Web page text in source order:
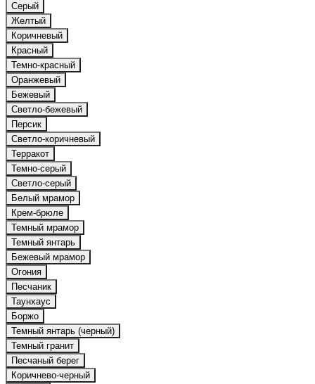
Серый
Желтый
Коричневый
Красный
Темно-красный
Оранжевый
Бежевый
Светло-бежевый
Персик
Светло-коричневый
Терракот
Темно-серый
Светло-серый
Белый мрамор
Крем-брюле
Темный мрамор
Темный янтарь
Бежевый мрамор
Огония
Песчаник
Таунхаус
Боржо
Темный янтарь (черный)
Темный гранит
Песчаный берег
Коричнево-черный